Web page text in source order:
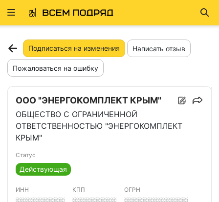
Развернуть
Подписаться на изменения Написать отзыв
Пожаловаться на ошибку
ООО "ЭНЕРГОКОМПЛЕКТ КРЫМ"
ОБЩЕСТВО С ОГРАНИЧЕННОЙ
ОТВЕТСТВЕННОСТЬЮ "ЭНЕРГОКОМПЛЕКТ
КРЫМ"
Статус
Действующая
ИНН КПП ОГРН